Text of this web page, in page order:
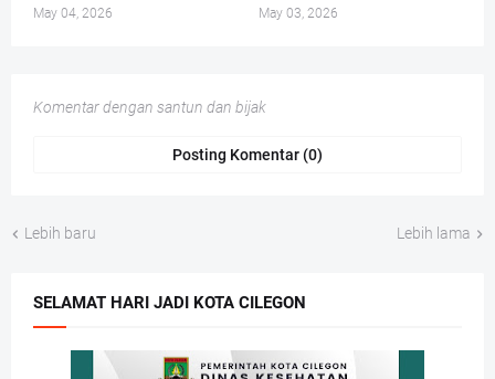
May 04, 2026 May 03, 2026
Komentar dengan santun dan bijak
Posting Komentar (0)
Lebih baru Lebih lama
SELAMAT HARI JADI KOTA CILEGON